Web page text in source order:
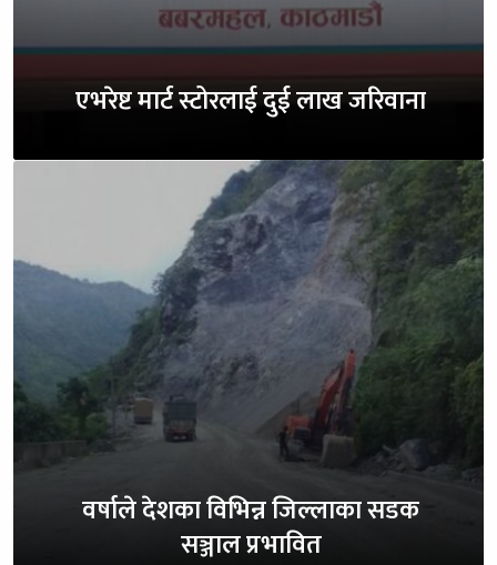
एभरेष्ट मार्ट स्टोरलाई दुई लाख जरिवाना
वर्षाले देशका विभिन्न जिल्लाका सडक
सञ्जाल प्रभावित